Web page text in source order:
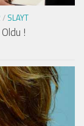
/ SLAYT
!